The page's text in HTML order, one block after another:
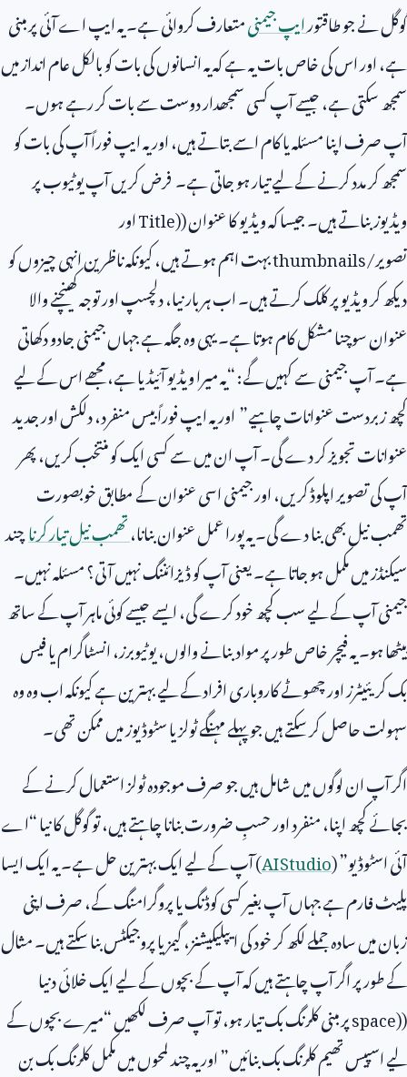
گوگل نے جو طاقتورایپ جیمنیمتعارف کروائی ہے۔ یہ ایپ اے آئی پر مبنی
ہے، اور اس کی خاص بات یہ ہے کہ یہ انسانوں کی بات کو بالکل عام انداز میں
سمجھ سکتی ہے، جیسے آپ کسی سمجھدار دوست سے بات کر رہے ہوں۔
آپ صرف اپنا مسئلہ یا کام اسے بتاتے ہیں، اور یہ ایپ فوراً آپ کی بات کو
سمجھ کر مدد کرنے کے لیے تیار ہو جاتی ہے۔ فرض کریں آپ یوٹیوب پر
ویڈیوز بناتے ہیں۔ جیسا کہ ویڈیو کا عنوان (Title)اور
تصویر/thumbnailsبہت اہم ہوتے ہیں، کیونکہ ناظرین انہی چیزوں کو
دیکھ کر ویڈیو پر کلک کرتے ہیں۔ اب ہر بار نیا، دلچسپ اور توجہ کھینچنے والا
عنوان سوچنا مشکل کام ہوتا ہے۔ یہی وہ جگہ ہے جہاں جیمنی جادو دکھاتی
ہے۔ آپ جیمنی سے کہیں گے: “یہ میرا ویڈیو آئیڈیا ہے، مجھے اس کے لیے
کچھ زبردست عنوانات چاہیے” اور یہ ایپ فوراً بیس منفرد، دلکش اور جدید
عنوانات تجویز کر دے گی۔ آپ ان میں سے کسی ایک کو منتخب کریں، پھر
آپ کی تصویر اپلوڈ کریں، اور جیمنی اسی عنوان کے مطابق خوبصورت
تھمب نیل بھی بنا دے گی۔ یہ پورا عمل عنوان بنانا،تھمب نیل تیار کرناچند
سیکنڈز میں مکمل ہو جاتا ہے۔ یعنی آپ کو ڈیزائننگ نہیں آتی؟ مسئلہ نہیں۔
جیمنی آپ کے لیے سب کچھ خود کرے گی، ایسے جیسے کوئی ماہر آپ کے ساتھ
بیٹھا ہو۔ یہ فیچر خاص طور پر مواد بنانے والوں، یوٹیوبرز، انسٹاگرام یا فیس
بک کریئیٹرز اور چھوٹے کاروباری افراد کے لیے بہترین ہے کیونکہ اب وہ وہ
سہولت حاصل کر سکتے ہیں جو پہلے مہنگے ٹولز یا سٹوڈیوز میں ممکن تھی۔
اگر آپ ان لوگوں میں شامل ہیں جو صرف موجودہ ٹولز استعمال کرنے کے
بجائے کچھ اپنا، منفرد اور حسبِ ضرورت بنانا چاہتے ہیں، تو گوگل کا نیا “اے
آئی اسٹوڈیو” (AI Studio) آپ کے لیے ایک بہترین حل ہے۔ یہ ایک ایسا
پلیٹ فارم ہے جہاں آپ بغیر کسی کوڈنگ یا پروگرامنگ کے، صرف اپنی
زبان میں سادہ جملے لکھ کر خود کی ایپلیکیشنز، گیمز یا پروجیکٹس بنا سکتے ہیں۔ مثال
کے طور پر اگر آپ چاہتے ہیں کہ آپ کے بچوں کے لیے ایک خلائی دنیا
(
space)پر مبنی کلرنگ بک تیار ہو، تو آپ صرف لکھیں “میرے بچوں کے
لیے اسپیس تھیم کلرنگ بک بنائیں” اور یہ چند لمحوں میں مکمل کلرنگ بک بن